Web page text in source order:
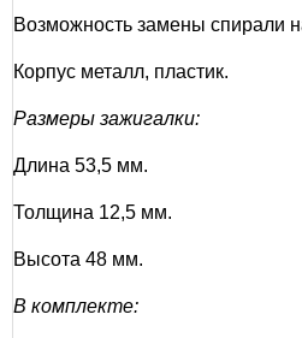
Возможность замены спирали
Корпус металл, пластик.
Размеры зажигалки:
Длина 53,5 мм.
Толщина 12,5 мм.
Высота 48 мм.
В комплекте: